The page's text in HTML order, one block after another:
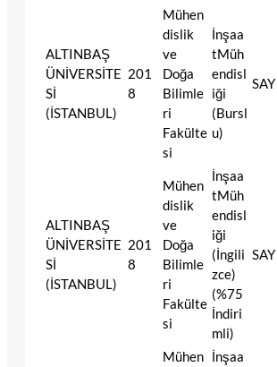
ALTINBAŞ
ÜNİVERSİTE
Sİ
(İSTANBUL)
201
8
Mühen
dislik
ve
Doğa
Bilimle
ri
Fakülte
si
İnşaa
tMüh
endisl
iği
(Bursl
u)
SAY
ALTINBAŞ
ÜNİVERSİTE
Sİ
(İSTANBUL)
201
8
Mühen
dislik
ve
Doğa
Bilimle
ri
Fakülte
si
İnşaa
tMüh
endisl
iği
(İngili
zce)
(%75
İndiri
mli)
SAY
Mühen İnşaa